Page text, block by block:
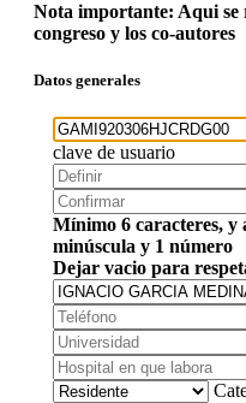
Nota importante: Aqui se
congreso y los co-autores
Datos generales
clave de usuario
Mínimo 6 caracteres, y
minúscula y 1 número
Dejar vacio para